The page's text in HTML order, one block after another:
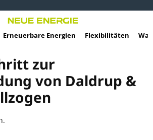
Erneuerbare Energien Flexibilitäten
zur
von Daldrup &